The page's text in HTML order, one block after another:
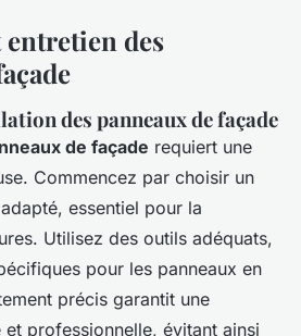
des
des panneaux de façade
de façade requiert une
Commencez par choisir un
essentiel pour la
Utilisez des outils adéquats,
pour les panneaux en
précis garantit une
professionnelle, évitant ainsi